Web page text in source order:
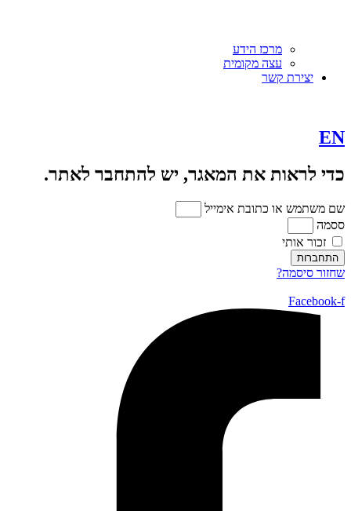
מרכז הידע
עצה מקומית
יצירת קשר
EN
כדי לראות את המאגר, יש להתחבר לאתר.
שם משתמש או כתובת אימייל
ססמה
זכור אותי
התחברות
שחזור סיסמה?
Facebook-f